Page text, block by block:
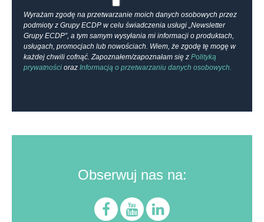
Wyrażam zgodę na przetwarzanie moich danych osobowych przez
podmioty z Grupy ECDP w celu świadczenia usługi „Newsletter
Grupy ECDP”, a tym samym wysyłania mi informacji o produktach,
usługach, promocjach lub nowościach. Wiem, że zgodę tę mogę w
każdej chwili cofnąć. Zapoznałem/zapoznałam się z Polityką
prywatności oraz Informacją o przetwarzaniu danych osobowych.
Obserwuj nas na: